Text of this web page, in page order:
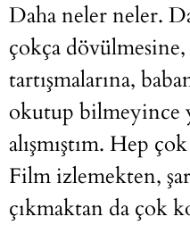
Daha neler neler.
çokça
tartışmalarına,
okutup bilmeyince
alışmıştım. Hep
Film izlemekten,
çıkmaktan da çok